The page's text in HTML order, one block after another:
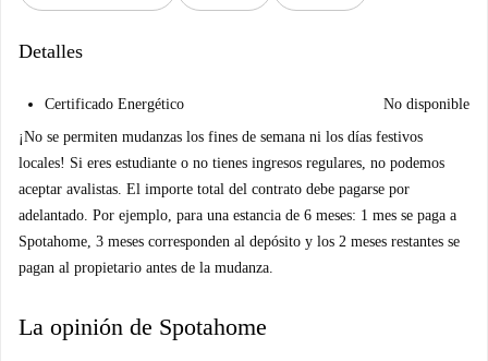
Detalles
Certificado Energético
No disponible
¡No se permiten mudanzas los fines de semana ni los días festivos
locales! Si eres estudiante o no tienes ingresos regulares, no podemos
aceptar avalistas. El importe total del contrato debe pagarse por
adelantado. Por ejemplo, para una estancia de 6 meses: 1 mes se paga a
Spotahome, 3 meses corresponden al depósito y los 2 meses restantes se
pagan al propietario antes de la mudanza.
La opinión de Spotahome